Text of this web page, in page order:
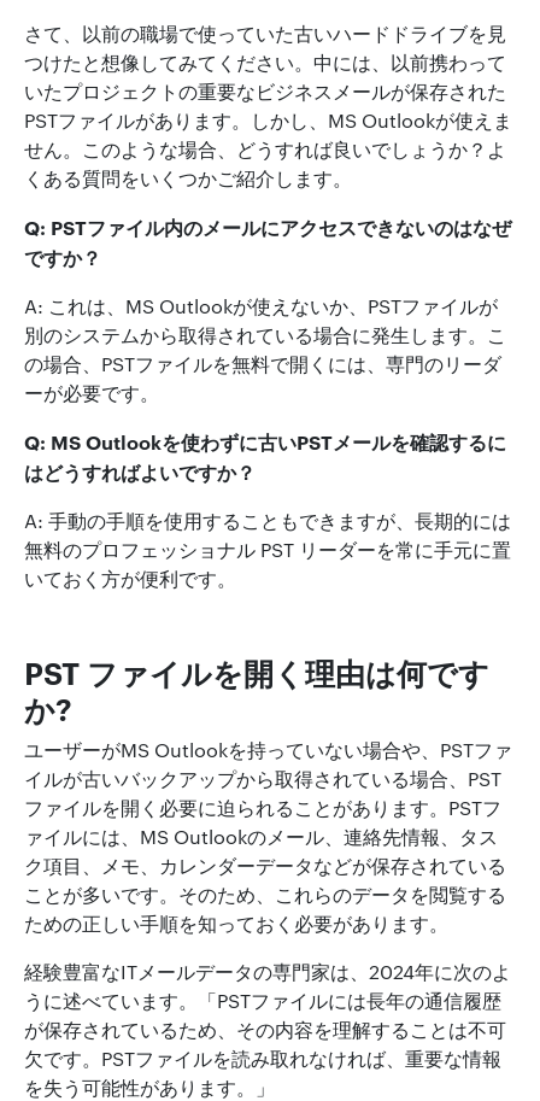
さて、以前の職場で使っていた古いハードドライブを見
つけたと想像してみてください。中には、以前携わって
いたプロジェクトの重要なビジネスメールが保存された
PSTファイルがあります。しかし、MS Outlookが使えま
せん。このような場合、どうすれば良いでしょうか？よ
くある質問をいくつかご紹介します。
Q: PSTファイル内のメールにアクセスできないのはなぜ
ですか？
A: これは、MS Outlookが使えないか、PSTファイルが
別のシステムから取得されている場合に発生します。こ
の場合、PSTファイルを無料で開くには、専門のリーダ
ーが必要です。
Q: MS Outlookを使わずに古いPSTメールを確認するに
はどうすればよいですか？
A: 手動の手順を使用することもできますが、長期的には
無料のプロフェッショナル PST リーダーを常に手元に置
いておく方が便利です。
PST ファイルを開く理由は何です
か?
ユーザーがMS Outlookを持っていない場合や、PSTファ
イルが古いバックアップから取得されている場合、PST
ファイルを開く必要に迫られることがあります。PSTフ
ァイルには、MS Outlookのメール、連絡先情報、タス
ク項目、メモ、カレンダーデータなどが保存されている
ことが多いです。そのため、これらのデータを閲覧する
ための正しい手順を知っておく必要があります。
経験豊富なITメールデータの専門家は、2024年に次のよ
うに述べています。「PSTファイルには長年の通信履歴
が保存されているため、その内容を理解することは不可
欠です。PSTファイルを読み取れなければ、重要な情報
を失う可能性があります。」